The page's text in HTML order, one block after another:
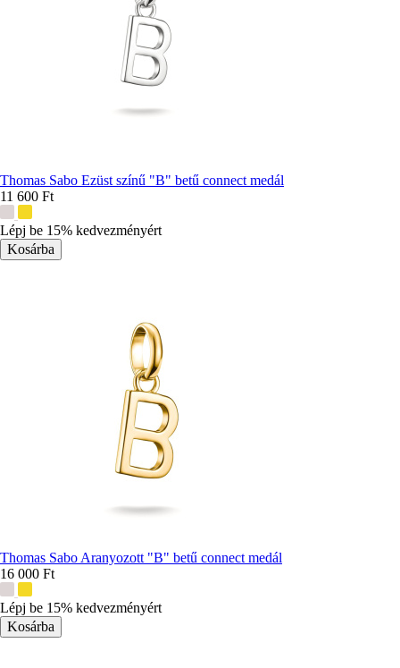
Thomas Sabo Ezüst színű "B" betű connect medál
11 600 Ft
színek:
Lépj be 15% kedvezményért
Thomas Sabo Aranyozott "B" betű connect medál
16 000 Ft
színek:
Lépj be 15% kedvezményért